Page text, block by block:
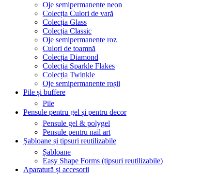
Oje semipermanente neon
Colecția Culori de vară
Colecția Glass
Colecția Classic
Oje semipermanente roz
Culori de toamnă
Colecția Diamond
Colecția Sparkle Flakes
Colecția Twinkle
Oje semipermanente roșii
Pile și buffere
Pile
Pensule pentru gel și pentru decor
Pensule gel & polygel
Pensule pentru nail art
Șabloane și tipsuri reutilizabile
Șabloane
Easy Shape Forms (tipsuri reutilizabile)
Aparatură și accesorii